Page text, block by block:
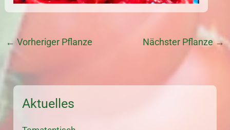
← Vorheriger Pflanze Nächster Pflanze→
Aktuelles